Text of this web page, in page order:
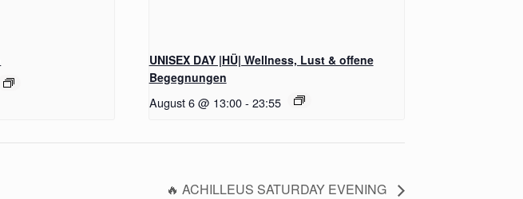
UNISEX DAY |HÜ| Wellness, Lust & offene
Begegnungen
August 6 @ 13:00 - 23:55
🔥 ACHILLEUS SATURDAY EVENING